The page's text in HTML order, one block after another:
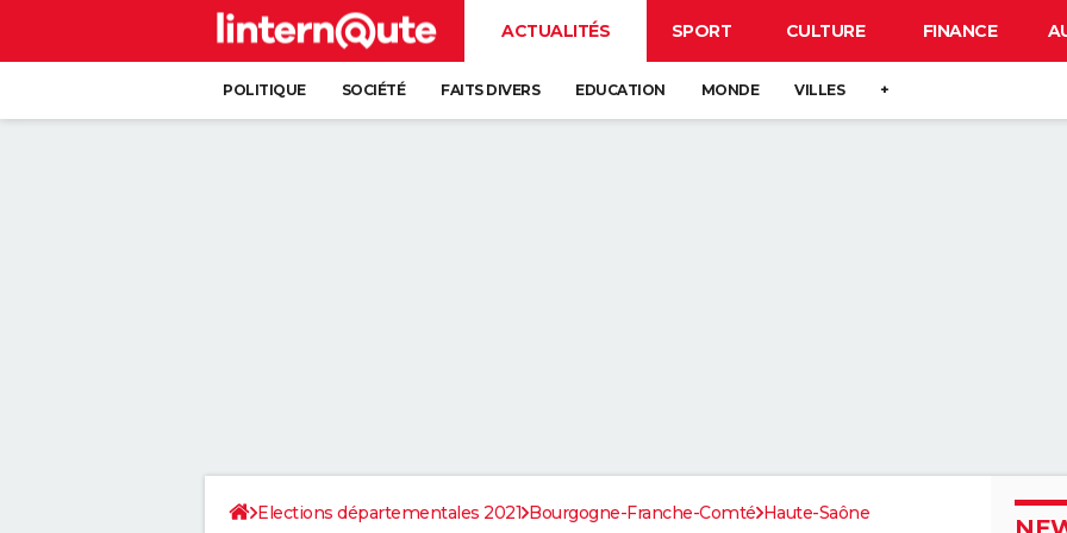
ACTUALITÉS SPORT CULTURE FINANCE
POLITIQUE SOCIÉTÉ FAITS DIVERS EDUCATION MONDE VILLES +
Elections départementales 2021 Bourgogne-Franche-Comté Haute-Saône